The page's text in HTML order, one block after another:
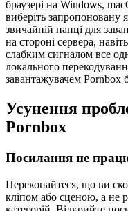
браузері на Windows,
виберіть запропоновану
звичайній папці для
на стороні сервера,
слабким сигналом все
локального
завантажувачем Pornbox
Усунення
Pornbox
Посилання не
Переконайтеся, що ви
кліпом або сценою, а не